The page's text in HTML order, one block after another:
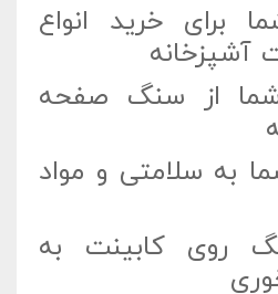
برای خرید انواع
آشپزخانه
شما از سنگ صفحه
به سلامتی و مواد
روی کابینت به